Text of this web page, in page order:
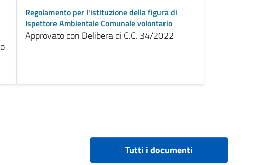
Regolamento per l'istituzione della figura di
Ispettore Ambientale Comunale volontario
Approvato con Delibera di C.C. 34/2022
Tutti i documenti